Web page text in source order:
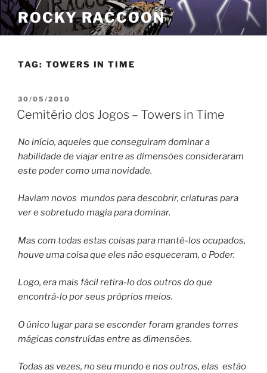
Pular
para
o
ROCKY RACCOON
TAG: TOWERS IN TIME
PUBLICADO
EM
30/05/2010
Cemitério dos Jogos – Towers in Time
No início, aqueles que conseguiram dominar a
habilidade de viajar entre as dimensões consideraram
este poder como uma novidade.
Haviam novos mundos para descobrir, criaturas para
ver e sobretudo magia para dominar.
Mas com todas estas coisas para mantê-los ocupados,
houve uma coisa que eles não esqueceram, o Poder.
Logo, era mais fácil retira-lo dos outros do que
encontrá-lo por seus próprios meios.
O único lugar para se esconder foram grandes torres
mágicas construídas entre as dimensões.
Todas as vezes, no seu mundo e nos outros, elas estão